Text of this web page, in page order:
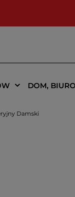
DOM, BIURO
Damski